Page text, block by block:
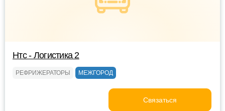
Нтс - Логистика 2
РЕФРИЖЕРАТОРЫ МЕЖГОРОД
Связаться